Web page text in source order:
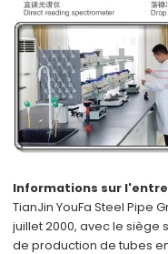
Informations sur
TianJin YouFa Steel Pipe
juillet 2000, avec le siège
de production de tubes